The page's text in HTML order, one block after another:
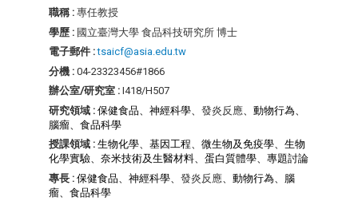
職稱 : 專任教授
學歷 : 國立臺灣大學 食品科技研究所 博士
電子郵件 :tsaicf@asia.edu.tw
分機 : 04-23323456#1866
辦公室/研究室 : I418/H507
研究領域 : 保健食品、神經科學、 發炎反應 、動物行為、
腦瘤、 食品科學
授課領域 : 生物化學、基因工程、微生物及免疫學、生物
化學實驗、奈米技術及生醫材料、蛋白質體學、專題討論
專長 : 保健食品、神經科學、 發炎反應 、動物行為、腦
瘤、 食品科學